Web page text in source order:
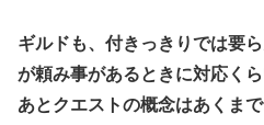
ギルドも、付きっきりでは要
が頼み事があるときに対応く
あとクエストの概念はあくま